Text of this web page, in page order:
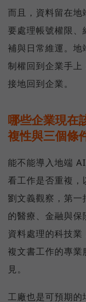
而且，資料留在地
要處理帳號權限、
補與日常維運。地
制權回到企業手上
接地回到企業。
哪些企業現在
複性與三個條
能不能導入地端
看工作是否重複，
劉文義觀察，第
的醫療、金融與
資料處理的科技
複文書工作的專業
見。
工廠也是可預期